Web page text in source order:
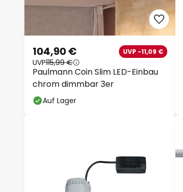
Paulmann Coin Slim LED-Einbau
chrom dimmbar 3er
104,90 € UVP -11,09 €
UVP115,99 €
Auf Lager